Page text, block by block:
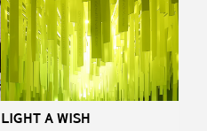
LIGHT A WISH